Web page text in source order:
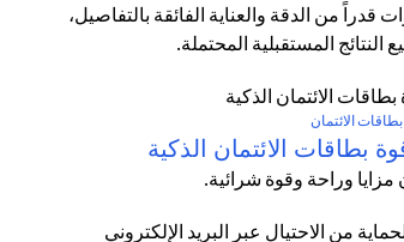
قدراً من الدقة والعناية الفائقة بالتفاصيل،
المستقبلية المحتملة.
بطاقات الائتمان
بطاقات الائتمان الذكية
مزايا وراحة وقوة شرائية.